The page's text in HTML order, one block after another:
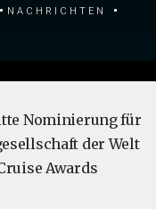
Nachrichten
Nominierung für
der Welt
Awards